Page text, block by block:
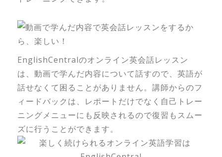
EnglishCentralのオンライン英会話レッスン
は、動画で学んだ内容について話すので、英語が
話せなくて困ることがありません。講師からのフ
ィードバックは、レポートだけでなく自己トレー
ニングメニューにも反映されるので復習もスムー
ズに行うことができます。